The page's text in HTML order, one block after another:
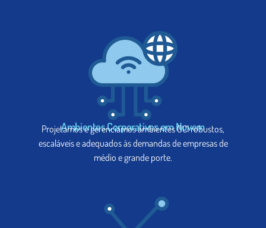
Ambientes Corporativos em Nuvem
Projetamos e gerenciamos ambientes OCI robustos,
escaláveis e adequados às demandas de empresas de
médio e grande porte.